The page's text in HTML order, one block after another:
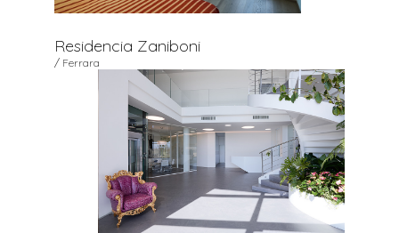
Residencia Zaniboni
/ Ferrara